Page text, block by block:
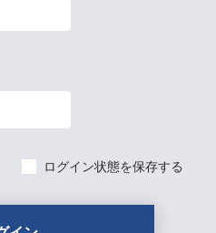
ログイン状態を保存する